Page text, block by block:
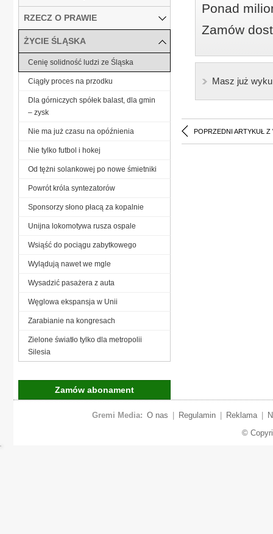
Ponad
Zamów
Masz już
POPRZEDNI ARTYKUŁ Z
RZECZ O PRAWIE
ŻYCIE ŚLĄSKA
Cenię solidność ludzi ze Śląska
Ciągły proces na przodku
Dla górniczych spółek balast, dla gmin
– zysk
Nie ma już czasu na opóźnienia
Nie tylko futbol i hokej
Od tężni solankowej po nowe śmietniki
Powrót króla syntezatorów
Sponsorzy słono płacą za kopalnie
Unijna lokomotywa rusza ospale
Wsiąść do pociągu zabytkowego
Wylądują nawet we mgle
Wysadzić pasażera z auta
Węglowa ekspansja w Unii
Zarabianie na kongresach
Zielone światło tylko dla metropolii
Silesia
Zamów abonament
Gremi Media: O nas Regulamin Reklama
©